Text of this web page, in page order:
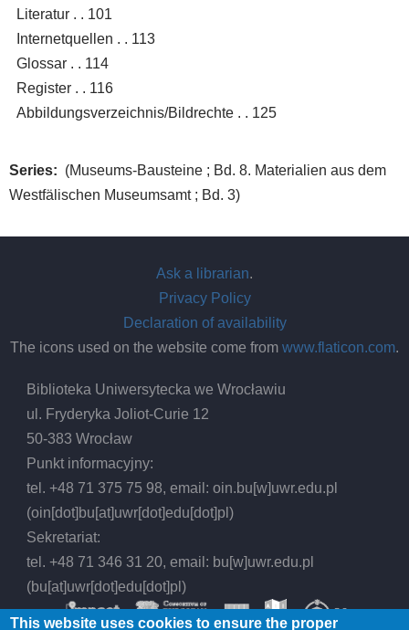
Literatur . . 101
Internetquellen . . 113
Glossar . . 114
Register . . 116
Abbildungsverzeichnis/Bildrechte . . 125
Series
(Museums-Bausteine ; Bd. 8. Materialien aus dem
Westfälischen Museumsamt ; Bd. 3)
Ask a librarian.
Privacy Policy
Declaration of availability
The icons used on the website come from www.flaticon.com.
Biblioteka Uniwersytecka we Wrocławiu
ul. Fryderyka Joliot-Curie 12
50-383 Wrocław
Punkt informacyjny:
tel. +48 71 375 75 98, email:oin.bu[w]uwr.edu.pl
(oin[dot]bu[at]uwr[dot]edu[dot]pl)
Sekretariat:
tel. +48 71 346 31 20, email: bu[w]uwr.edu.pl
(bu[at]uwr[dot]edu[dot]pl)
This website uses cookies to ensure the proper